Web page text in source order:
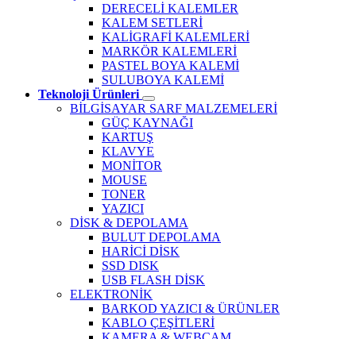
DERECELİ KALEMLER
KALEM SETLERİ
KALİGRAFİ KALEMLERİ
MARKÖR KALEMLERİ
PASTEL BOYA KALEMİ
SULUBOYA KALEMİ
Teknoloji Ürünleri
BİLGİSAYAR SARF MALZEMELERİ
GÜÇ KAYNAĞI
KARTUŞ
KLAVYE
MONİTOR
MOUSE
TONER
YAZICI
DİSK & DEPOLAMA
BULUT DEPOLAMA
HARİCİ DİSK
SSD DISK
USB FLASH DİSK
ELEKTRONİK
BARKOD YAZICI & ÜRÜNLER
KABLO ÇEŞİTLERİ